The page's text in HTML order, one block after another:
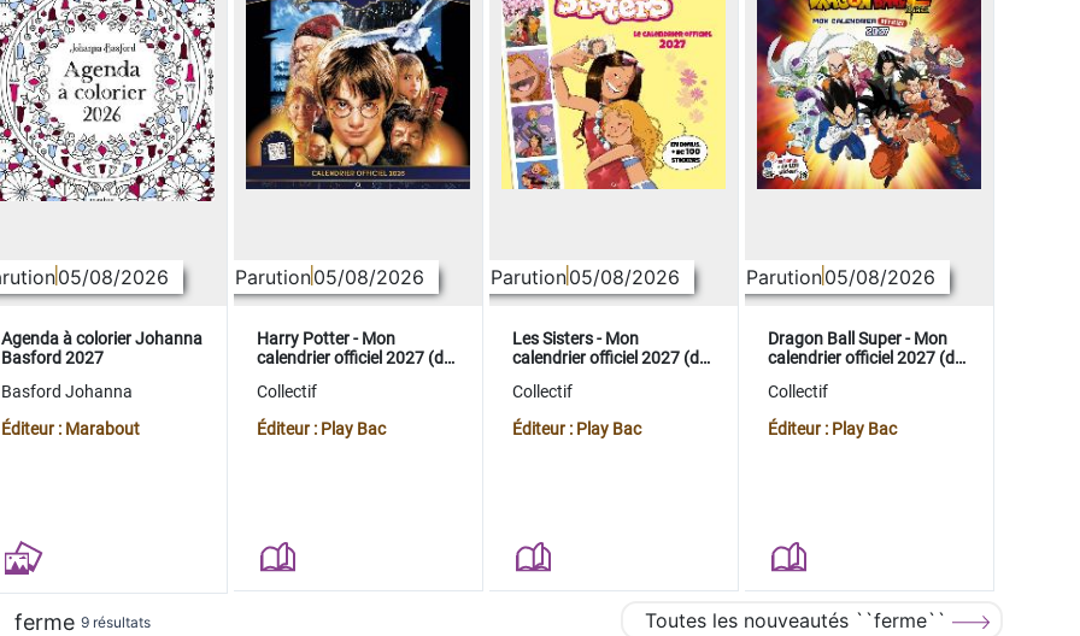
05/08/2026
Agenda à colorier Johanna
Basford 2027
Basford Johanna
Éditeur : Marabout
Parution05/08/2026
Harry Potter - Mon
calendrier officiel 2027 (de
Collectif
Éditeur : Play Bac
Parution05/08/2026
Les Sisters - Mon
calendrier officiel 2027 (de
Collectif
Éditeur : Play Bac
Parution05/08/2026
Dragon Ball Super - Mon
calendrier officiel 2027 (de
Collectif
Éditeur : Play Bac
ferme 9 résultats Toutes les nouveautés ``ferme``